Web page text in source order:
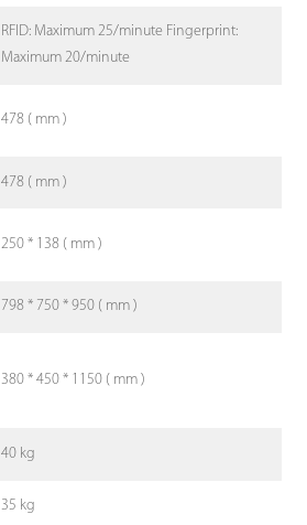
RFID: Maximum 25/minute Fingerprint:
Maximum 20/minute
478 ( mm )
478 ( mm )
250 * 138 ( mm )
798 * 750 * 950 ( mm )
380 * 450 * 1150 ( mm )
40 kg
35 kg